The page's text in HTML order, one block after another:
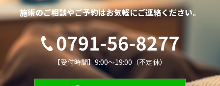
施術のご相談やご予約はお気軽にご連絡ください。
【受付時間】9:00～19:00（不定休）